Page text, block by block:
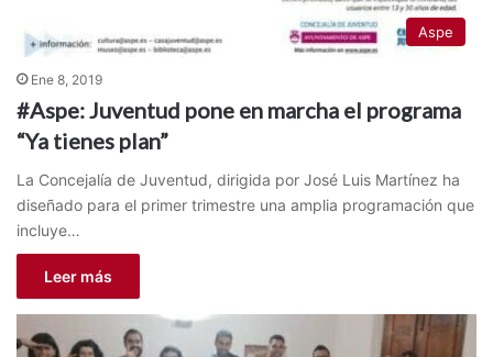
Aspe
Ene 8, 2019
#Aspe: Juventud pone en marcha el programa
“Ya tienes plan”
La Concejalía de Juventud, dirigida por José Luis Martínez ha
diseñado para el primer trimestre una amplia programación que
incluye…
Leer más